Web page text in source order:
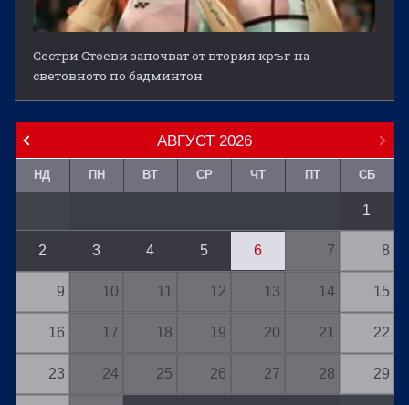
Сестри Стоеви започват от втория кръг на
световното по бадминтон
АВГУСТ 2026
НД ПН ВТ СР ЧТ ПТ СБ
1
2 3 4 5 6 7 8
9 10 11 12 13 14 15
16 17 18 19 20 21 22
23 24 25 26 27 28 29